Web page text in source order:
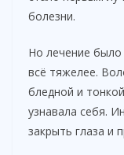
болезни.
Но лечение было
всё тяжелее.
бледной и
узнавала себя.
закрыть глаза и